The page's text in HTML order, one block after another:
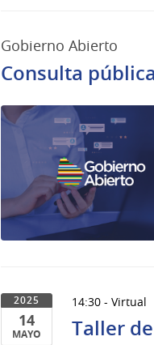
Gobierno Abierto
Consulta
2025
14
MAYO
14:30 - Virtual
Taller